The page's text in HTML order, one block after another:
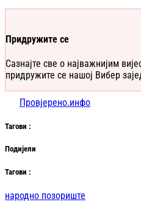
Придружите се
Сазнајте све о најважнијим
придружите се нашој Вибер
Провјерено.инфо
Тагови :
Подијели
Тагови :
народно позориште